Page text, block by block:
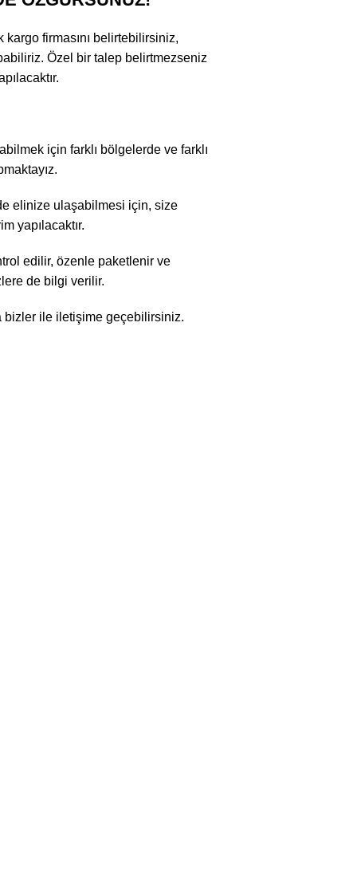
firmasını belirtebilirsiniz,
Özel bir talep belirtmezseniz
için farklı bölgelerde ve farklı
elinize ulaşabilmesi için, size
yapılacaktır.
edilir, özenle paketlenir ve
de bilgi verilir.
bizler ile iletişime geçebilirsiniz.